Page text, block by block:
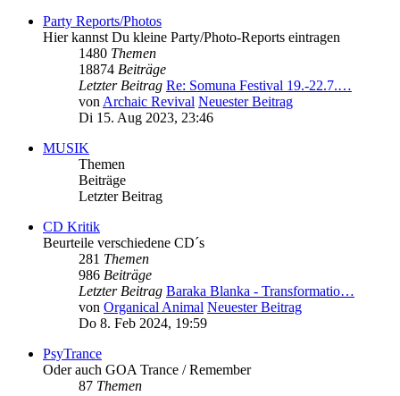
Party Reports/Photos
Hier kannst Du kleine Party/Photo-Reports eintragen
1480 Themen
18874 Beiträge
Letzter Beitrag Re: Somuna Festival 19.-22.7.…
vonArchaic Revival Neuester Beitrag
Di 15. Aug 2023, 23:46
MUSIK
Themen
Beiträge
Letzter Beitrag
CD Kritik
Beurteile verschiedene CD´s
281 Themen
986 Beiträge
Letzter Beitrag Baraka Blanka - Transformatio…
von Organical Animal Neuester Beitrag
Do 8. Feb 2024, 19:59
PsyTrance
Oder auch GOA Trance / Remember
87 Themen